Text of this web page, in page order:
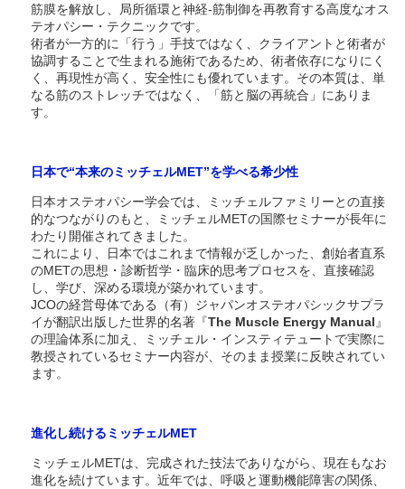
筋膜を解放し、局所循環と神経‐筋制御を再教育する高度なオス
テオパシー・テクニックです。
術者が一方的に「行う」手技ではなく、クライアントと術者が
協調することで生まれる施術であるため、術者依存になりにく
く、再現性が高く、安全性にも優れています。その本質は、単
なる筋のストレッチではなく、「筋と脳の再統合」にありま
す。
日本で“本来のミッチェルMET”を学べる希少性
日本オステオパシー学会では、ミッチェルファミリーとの直接
的なつながりのもと、ミッチェルMETの国際セミナーが長年に
わたり開催されてきました。
これにより、日本ではこれまで情報が乏しかった、創始者直系
のMETの思想・診断哲学・臨床的思考プロセスを、直接確認
し、学び、深める環境が築かれています。
JCOの経営母体である（有）ジャパンオステオパシックサプラ
イが翻訳出版した世界的名著『The Muscle Energy Manual 』
の理論体系に加え、ミッチェル・インスティテュートで実際に
教授されているセミナー内容が、そのまま授業に反映されてい
ます。
進化し続けるミッチェルMET
ミッチェルMETは、完成された技法でありながら、現在もなお
進化を続けています。近年では、呼吸と運動機能障害の関係、